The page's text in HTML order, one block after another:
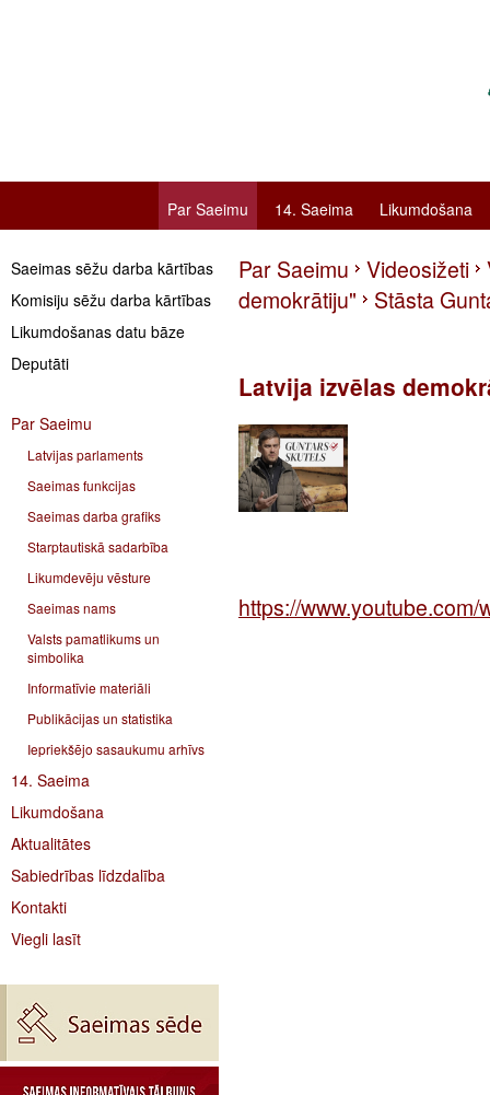
Par Saeimu 14. Saeima Likumdošana
Saeimas sēžu darba kārtības
Komisiju sēžu darba kārtības
Likumdošanas datu bāze
Deputāti
Par Saeimu
Latvijas parlaments
Saeimas funkcijas
Saeimas darba grafiks
Starptautiskā sadarbība
Likumdevēju vēsture
Saeimas nams
Valsts pamatlikums un
simbolika
Informatīvie materiāli
Publikācijas un statistika
Iepriekšējo sasaukumu arhīvs
14. Saeima
Likumdošana
Aktualitātes
Sabiedrības līdzdalība
Kontakti
Viegli lasīt
Par Saeimu Videosižeti
demokrātiju"
Stāsta
Latvija izvēlas
https://